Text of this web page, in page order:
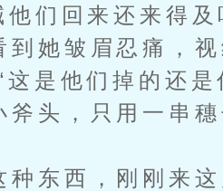
回来还来得及
皱眉忍痛，视
他们掉的还是
，只用一串穗
西，刚刚来这